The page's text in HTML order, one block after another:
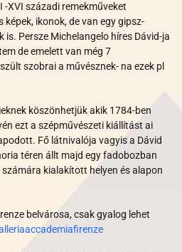
-XVI századi remekműveket
ikonok, de van egy gipsz-
Persze Michelangelo híres Dávid-ja
de emelett van még 7
szobrai a művésznek- na ezek pl
köszönhetjük akik 1784-ben
ezt a szépművészeti kiállítást ai
Fő látnivalója vagyis a Dávid
téren állt majd egy fadobozban
kialakított helyen és alapon
belvárosa, csak gyalog lehet